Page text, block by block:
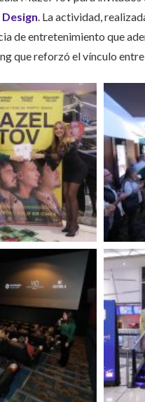
. La actividad,
de entretenimiento que
que reforzó el vínculo entre